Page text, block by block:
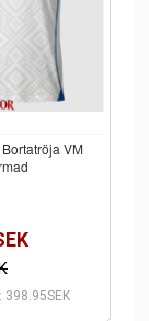
VM
398.95SEK